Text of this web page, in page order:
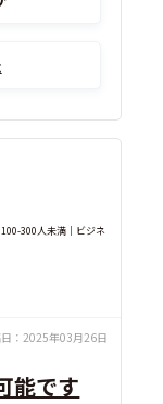
300人未満｜ビジネ
： 2025年03月26日
能です